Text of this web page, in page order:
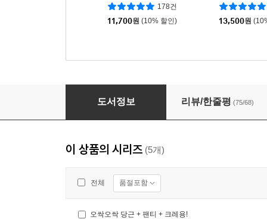
178건
11,700원 (10% 할인) 13,500원
오싹오싹 크레용!
도서정보 리뷰/한줄평 (75/68)
이 상품의 시리즈 (5개)
전체 품절포함
오싹오싹 당근 + 팬티 + 크레용!